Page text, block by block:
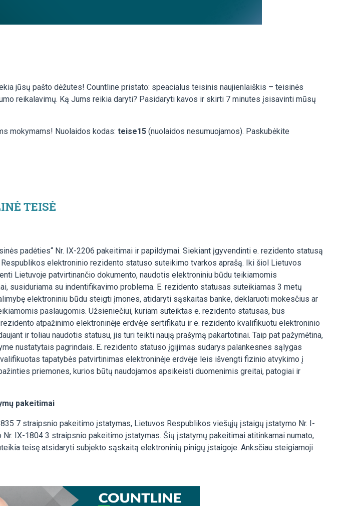
jūsų pašto dėžutes! Countline pristato: speacialus teisinis naujienlaiškis – teisinės
reikalavimų. Ką Jums reikia daryti? Pasidaryti kavos ir skirti 7 minutes įsisavinti mūsų
mokymams! Nuolaidos kodas: teise15 (nuolaidos nesumuojamos). Paskubėkite
TEISĖ
padėties“ Nr. IX-2206 pakeitimai ir papildymai. Siekiant įgyvendinti e. rezidento statusą
elektroninio rezidento statuso suteikimo tvarkos aprašą. Iki šiol Lietuvos
Lietuvoje patvirtinančio dokumento, naudotis elektroniniu būdu teikiamomis
susiduriama su indentifikavimo problema. E. rezidento statusas suteikiamas 3 metų
elektroniniu būdu steigti įmones, atidaryti sąskaitas banke, deklaruoti mokesčius ar
paslaugomis. Užsieniečiui, kuriam suteiktas e. rezidento statusas, bus
atpažinimo elektroninėje erdvėje sertifikatu ir e. rezidento kvalifikuotu elektroninio
ir toliau naudotis statusu, jis turi teikti naują prašymą pakartotinai. Taip pat pažymėtina,
nustatytais pagrindais. E. rezidento statuso įgijimas sudarys palankesnes sąlygas
tapatybės patvirtinimas elektroninėje erdvėje leis išvengti fizinio atvykimo į
priemones, kurios būtų naudojamos apsikeisti duomenimis greitai, patogiai ir
pakeitimai
7 straipsnio pakeitimo įstatymas, Lietuvos Respublikos viešųjų įstaigų įstatymo Nr. I-
IX-1804 3 straipsnio pakeitimo įstatymas. Šių įstatymų pakeitimai atitinkamai numato,
teisę atsidaryti subjekto sąskaitą elektroninių pinigų įstaigoje. Anksčiau steigiamoji